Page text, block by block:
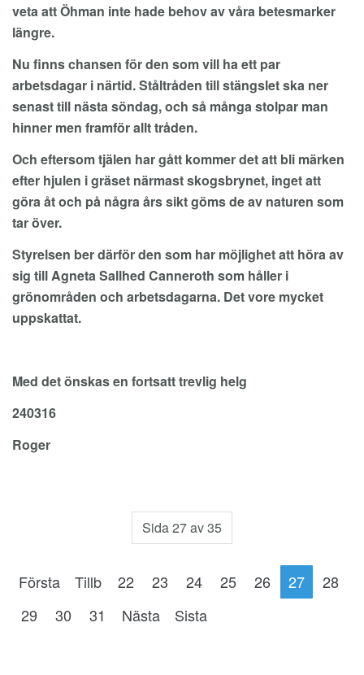
veta att Öhman inte hade behov av våra betesmarker
längre.
Nu finns chansen för den som vill ha ett par
arbetsdagar i närtid. Ståltråden till stängslet ska ner
senast till nästa söndag, och så många stolpar man
hinner men framför allt tråden.
Och eftersom tjälen har gått kommer det att bli märken
efter hjulen i gräset närmast skogsbrynet, inget att
göra åt och på några års sikt göms de av naturen som
tar över.
Styrelsen ber därför den som har möjlighet att höra av
sig till Agneta Sallhed Canneroth som håller i
grönområden och arbetsdagarna. Det vore mycket
uppskattat.
Med det önskas en fortsatt trevlig helg
240316
Roger
Sida 27 av 35
Första Tillb 22 23 24 25 26 27
28
29
30 31 Nästa Sista